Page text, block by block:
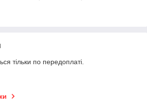
тільки по передоплаті.